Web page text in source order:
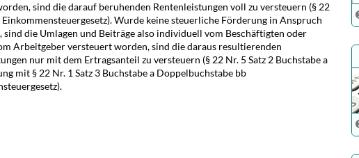
sind die darauf beruhenden Rentenleistungen voll zu versteuern (§ 22
Einkommensteuergesetz). Wurde keine steuerliche Förderung in Anspruch
sind die Umlagen und Beiträge also individuell vom Beschäftigten oder
Arbeitgeber versteuert worden, sind die daraus resultierenden
nur mit dem Ertragsanteil zu versteuern (§ 22 Nr. 5 Satz 2 Buchstabe a
mit § 22 Nr. 1 Satz 3 Buchstabe a Doppelbuchstabe bb